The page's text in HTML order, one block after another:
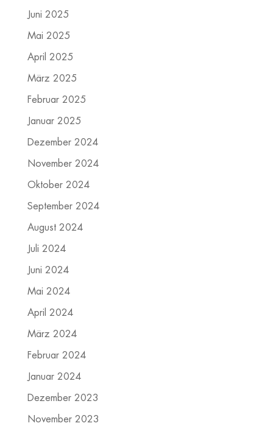
Juni 2025
Mai 2025
April 2025
März 2025
Februar 2025
Januar 2025
Dezember 2024
November 2024
Oktober 2024
September 2024
August 2024
Juli 2024
Juni 2024
Mai 2024
April 2024
März 2024
Februar 2024
Januar 2024
Dezember 2023
November 2023